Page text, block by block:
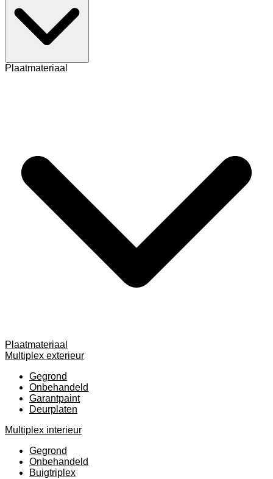
Plaatmateriaal
Plaatmateriaal
Multiplex exterieur
Gegrond
Onbehandeld
Garantpaint
Deurplaten
Multiplex interieur
Gegrond
Onbehandeld
Buigtriplex